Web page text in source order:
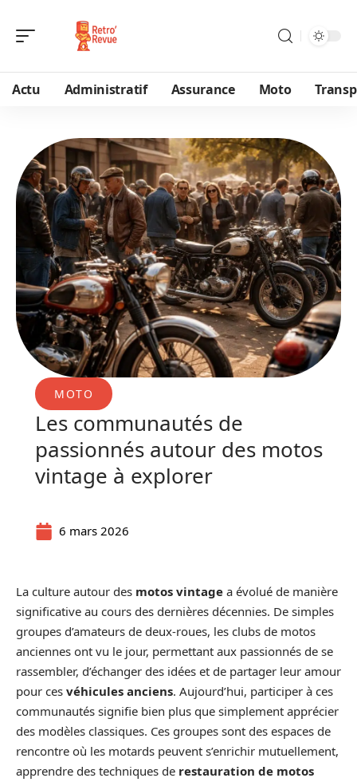
Actu Administratif Assurance Moto
MOTO
Les communautés de
passionnés autour des motos
vintage à explorer
6 mars 2026
La culture autour des motos vintage a évolué de manière
significative au cours des dernières décennies. De simples
groupes d’amateurs de deux-roues, les clubs de motos
anciennes ont vu le jour, permettant aux passionnés de se
rassembler, d’échanger des idées et de partager leur amour
pour ces véhicules anciens. Aujourd’hui, participer à ces
communautés signifie bien plus que simplement apprécier
des modèles classiques. Ces groupes sont des espaces de
rencontre où les motards peuvent s’enrichir mutuellement,
apprendre des techniques de restauration de motos